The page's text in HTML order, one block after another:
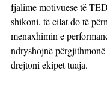
fjalime motivuese të
shikoni, të cilat do të
menaxhimin e
ndryshojnë
drejtoni ekipet tuaja.